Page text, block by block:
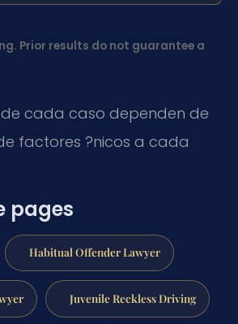
Prior results do not guarantee a
cada caso dependen de
factores ?nicos a cada
pages
Habitual Offender Lawyer
Juvenile Reckless Driving